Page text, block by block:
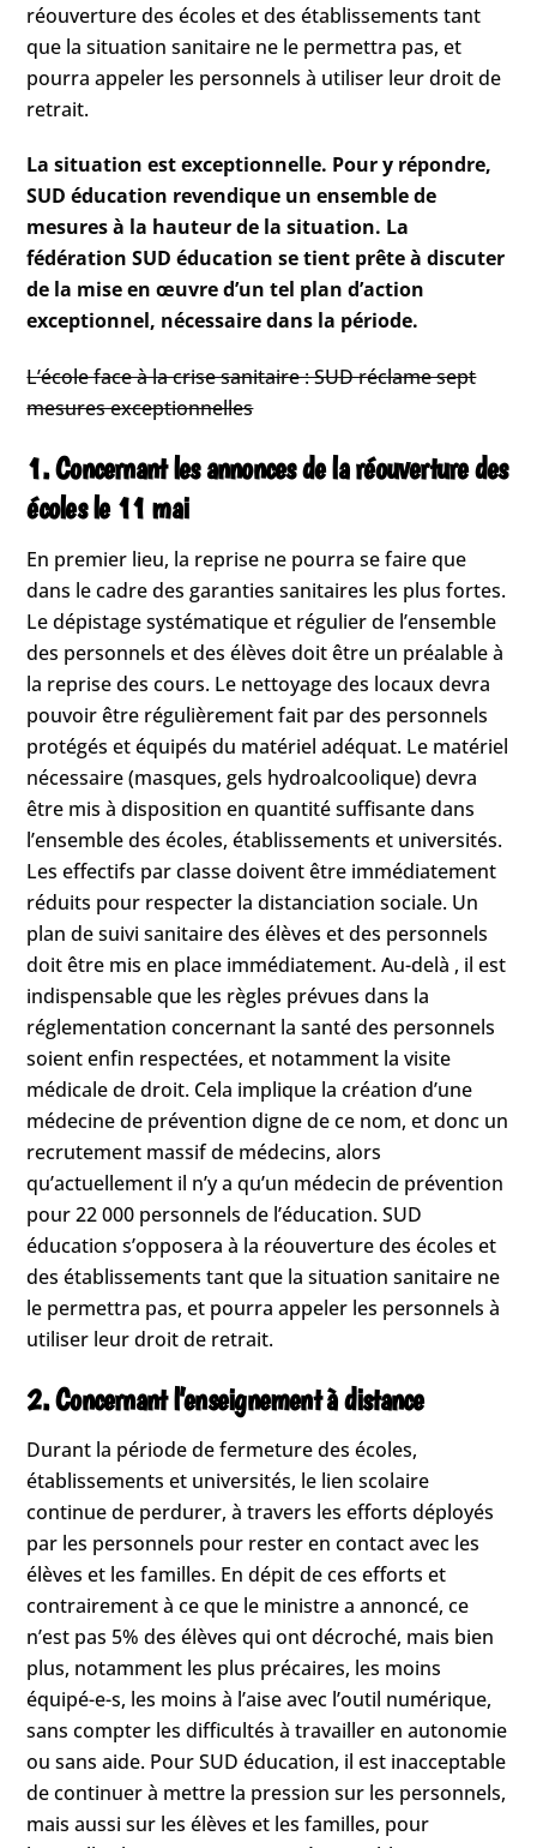
réouverture des écoles et des établissements tant
que la situation sanitaire ne le permettra pas, et
pourra appeler les personnels à utiliser leur droit de
retrait.
La situation est exceptionnelle. Pour y répondre,
SUD éducation revendique un ensemble de
mesures à la hauteur de la situation. La
fédération SUD éducation se tient prête à discuter
de la mise en œuvre d’un tel plan d’action
exceptionnel, nécessaire dans la période.
L’école face à la crise sanitaire : SUD réclame sept
mesures exceptionnelles
1. Concernant les annonces de la réouverture des
écoles le 11 mai
En premier lieu, la reprise ne pourra se faire que
dans le cadre des garanties sanitaires les plus fortes.
Le dépistage systématique et régulier de l’ensemble
des personnels et des élèves doit être un préalable à
la reprise des cours. Le nettoyage des locaux devra
pouvoir être régulièrement fait par des personnels
protégés et équipés du matériel adéquat. Le matériel
nécessaire (masques, gels hydroalcoolique) devra
être mis à disposition en quantité suffisante dans
l’ensemble des écoles, établissements et universités.
Les effectifs par classe doivent être immédiatement
réduits pour respecter la distanciation sociale. Un
plan de suivi sanitaire des élèves et des personnels
doit être mis en place immédiatement. Au-delà , il est
indispensable que les règles prévues dans la
réglementation concernant la santé des personnels
soient enfin respectées, et notamment la visite
médicale de droit. Cela implique la création d’une
médecine de prévention digne de ce nom, et donc un
recrutement massif de médecins, alors
qu’actuellement il n’y a qu’un médecin de prévention
pour 22 000 personnels de l’éducation. SUD
éducation s’opposera à la réouverture des écoles et
des établissements tant que la situation sanitaire ne
le permettra pas, et pourra appeler les personnels à
utiliser leur droit de retrait.
2. Concernant l’enseignement à distance
Durant la période de fermeture des écoles,
établissements et universités, le lien scolaire
continue de perdurer, à travers les efforts déployés
par les personnels pour rester en contact avec les
élèves et les familles. En dépit de ces efforts et
contrairement à ce que le ministre a annoncé, ce
n’est pas 5% des élèves qui ont décroché, mais bien
plus, notamment les plus précaires, les moins
équipé-e-s, les moins à l’aise avec l’outil numérique,
sans compter les difficultés à travailler en autonomie
ou sans aide. Pour SUD éducation, il est inacceptable
de continuer à mettre la pression sur les personnels,
mais aussi sur les élèves et les familles, pour